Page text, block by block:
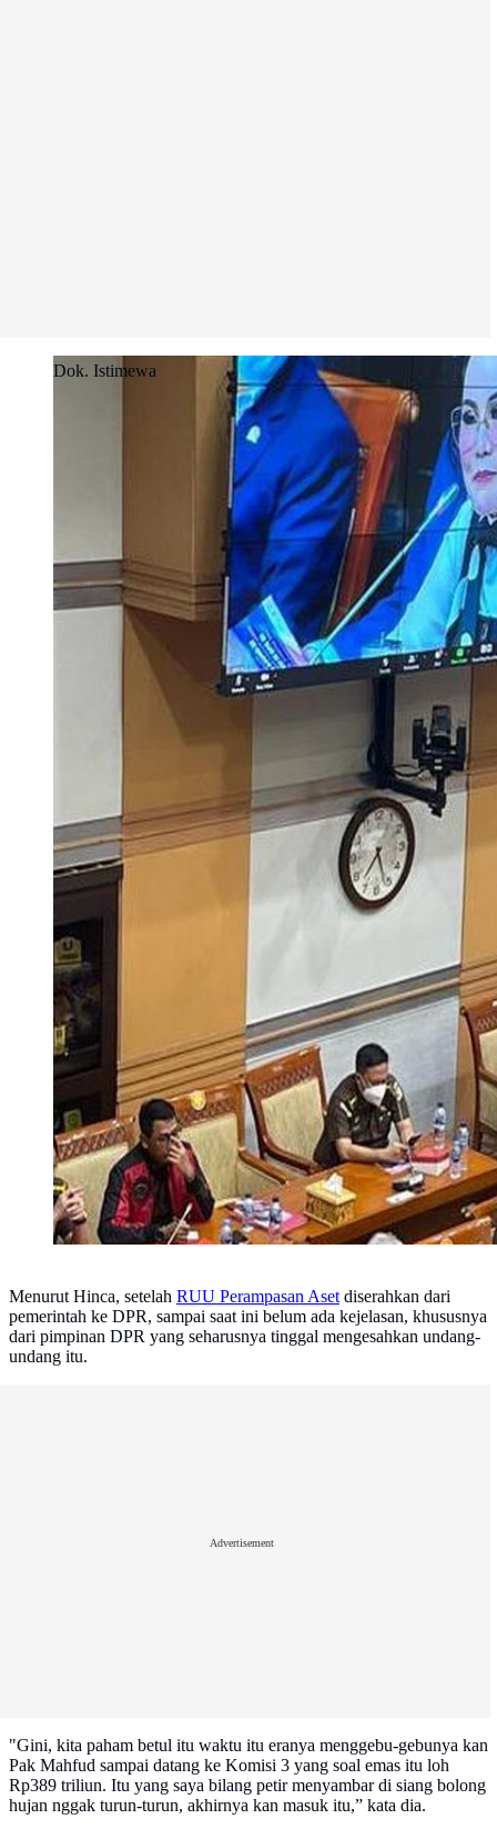
Dok. Istimewa
Menurut Hinca, setelah RUU Perampasan Aset diserahkan dari
pemerintah ke DPR, sampai saat ini belum ada kejelasan, khususnya
dari pimpinan DPR yang seharusnya tinggal mengesahkan undang-
undang itu.
Advertisement
"Gini, kita paham betul itu waktu itu eranya menggebu-gebunya kan
Pak Mahfud sampai datang ke Komisi 3 yang soal emas itu loh
Rp389 triliun. Itu yang saya bilang petir menyambar di siang bolong
hujan nggak turun-turun, akhirnya kan masuk itu,” kata dia.